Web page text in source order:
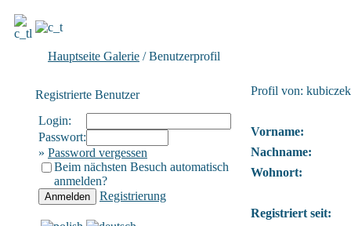
Hauptseite Galerie / Benutzerprofil
Registrierte Benutzer
Login:
Passwort:
» Password vergessen
Beim nächsten Besuch automatisch
anmelden?
Registrierung
Profil von: kubiczek
Vorname:
Nachname:
Wohnort:
Registriert seit: